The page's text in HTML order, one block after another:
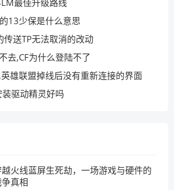
最佳升级路线
13少保是什么意思
送TP无法取消的改动
去,CF为什么登陆不了
雄联盟掉线后没有重新连接的界面
驱动精灵好吗
越火线蓝屏生死劫，一场游戏与硬件的
争真相